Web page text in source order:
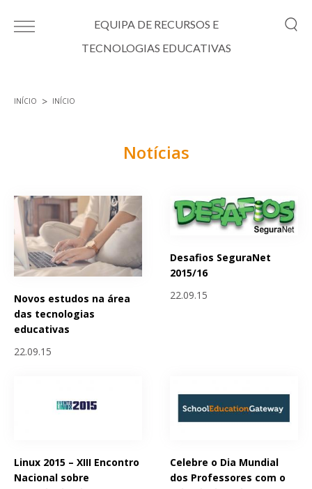
EQUIPA DE RECURSOS E
TECNOLOGIAS EDUCATIVAS
INÍCIO INÍCIO
Notícias
Novos estudos na área
das tecnologias
educativas
22.09.15
Desafios SeguraNet
2015/16
22.09.15
Linux 2015 – XIII Encontro
Nacional sobre
Celebre o Dia Mundial
dos Professores com o
Páginas